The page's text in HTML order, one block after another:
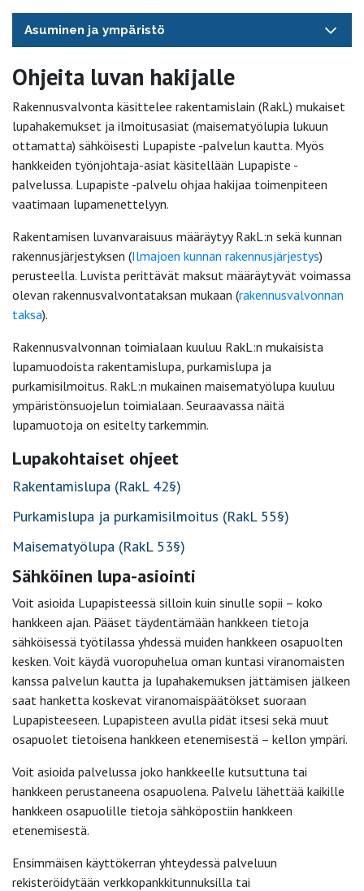
Asuminen ja ympäristö
Ohjeita luvan hakijalle
Rakennusvalvonta käsittelee rakentamislain (RakL) mukaiset
lupahakemukset ja ilmoitusasiat (maisematyölupia lukuun
ottamatta) sähköisesti Lupapiste -palvelun kautta. Myös
hankkeiden työnjohtaja-asiat käsitellään Lupapiste -
palvelussa. Lupapiste -palvelu ohjaa hakijaa toimenpiteen
vaatimaan lupamenettelyyn.
Rakentamisen luvanvaraisuus määräytyy RakL:n sekä kunnan
rakennusjärjestyksen (Ilmajoen kunnan rakennusjärjestys)
perusteella. Luvista perittävät maksut määräytyvät voimassa
olevan rakennusvalvontataksan mukaan (rakennusvalvonnan
taksa).
Rakennusvalvonnan toimialaan kuuluu RakL:n mukaisista
lupamuodoista rakentamislupa, purkamislupa ja
purkamisilmoitus. RakL:n mukainen maisematyölupa kuuluu
ympäristönsuojelun toimialaan. Seuraavassa näitä
lupamuotoja on esitelty tarkemmin.
Lupakohtaiset ohjeet
Rakentamislupa (RakL 42§)
Purkamislupa ja purkamisilmoitus (RakL 55§)
Maisematyölupa (RakL 53§)
Sähköinen lupa-asiointi
Voit asioida Lupapisteessä silloin kuin sinulle sopii – koko
hankkeen ajan. Pääset täydentämään hankkeen tietoja
sähköisessä työtilassa yhdessä muiden hankkeen osapuolten
kesken. Voit käydä vuoropuhelua oman kuntasi viranomaisten
kanssa palvelun kautta ja lupahakemuksen jättämisen jälkeen
saat hanketta koskevat viranomaispäätökset suoraan
Lupapisteeseen. Lupapisteen avulla pidät itsesi sekä muut
osapuolet tietoisena hankkeen etenemisestä – kellon ympäri.
Voit asioida palvelussa joko hankkeelle kutsuttuna tai
hankkeen perustaneena osapuolena. Palvelu lähettää kaikille
hankkeen osapuolille tietoja sähköpostiin hankkeen
etenemisestä.
Ensimmäisen käyttökerran yhteydessä palveluun
rekisteröidytään verkkopankkitunnuksilla tai